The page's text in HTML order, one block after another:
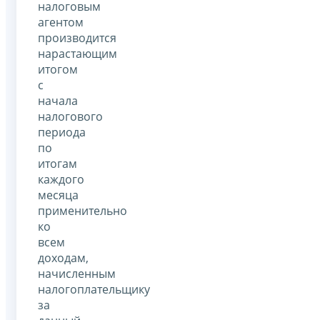
налоговым
агентом
производится
нарастающим
итогом
с
начала
налогового
периода
по
итогам
каждого
месяца
применительно
ко
всем
доходам,
начисленным
налогоплательщику
за